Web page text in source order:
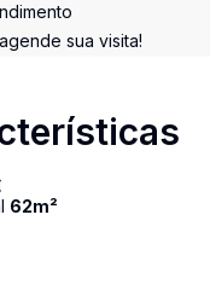
sua visita!
62m²